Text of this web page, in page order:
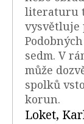
literaturu
vysvětluje
sedm. V
může
spolků
korun.
Loket,